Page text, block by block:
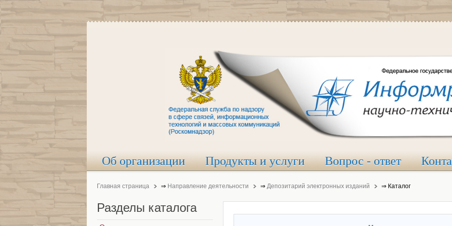
Об организации Продукты и услуги Вопрос - ответ
Главная страница ⇒ Направление деятельности ⇒ Депозитарий электронных изданий ⇒ Каталог
Разделы каталога